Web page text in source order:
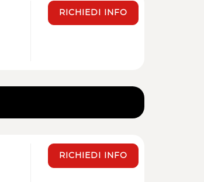
RICHIEDI INFO
RICHIEDI INFO